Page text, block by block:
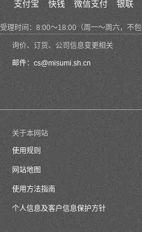
支付宝 快钱 微信支付 银联
受理时间：8:00～18:00（周一～周六，不包
询价、订货、公司信息变更相关
邮件： cs@misumi.sh.cn
关于本网站
使用规则
网站地图
使用方法指南
个人信息及客户信息保护方针